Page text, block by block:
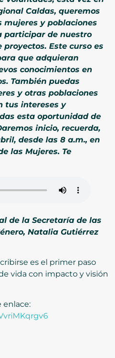
Caldas, queremos
y poblaciones
participar de nuestro
Este curso es
que adquieran
conocimientos en
También puedas
y otras poblaciones
tus intereses y
esta oportunidad de
inicio, recuerda,
desde las 8 a.m., en
las Mujeres. Te
de la Secretaría de las
Natalia Gutiérrez
es el primer paso
vida con impacto y visión
enlace: